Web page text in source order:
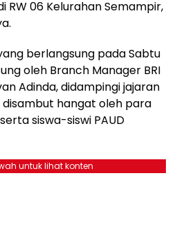
RW 06 Kelurahan Semampir,
berlangsung pada Sabtu
oleh Branch Manager BRI
Adinda, didampingi jajaran
disambut hangat oleh para
siswa-siswi PAUD
untuk lihat konten